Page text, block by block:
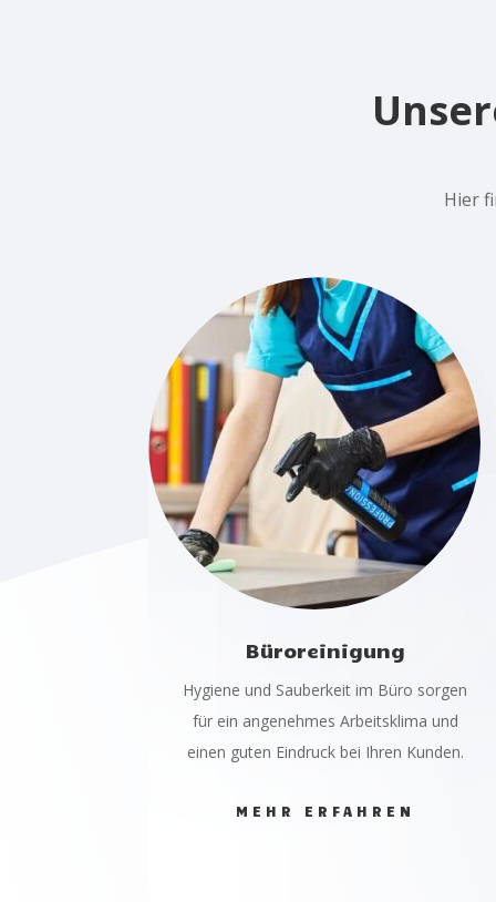
Hier
Büroreinigung
Hygiene und Sauberkeit im Büro sorgen
für ein angenehmes Arbeitsklima und
einen guten Eindruck bei Ihren Kunden.
MEHR ERFAHREN